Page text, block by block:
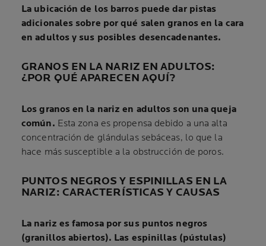
La ubicación de los barros puede dar pistas
adicionales sobre por qué salen granos en la cara
en adultos y sus posibles desencadenantes.
GRANOS EN LA NARIZ EN ADULTOS:
¿POR QUÉ APARECEN AQUÍ?
Los granos en la nariz en adultos son una queja
común. Esta zona es propensa debido a una alta
concentración de glándulas sebáceas, lo que la
hace más susceptible a la obstrucción de poros.
PUNTOS NEGROS Y ESPINILLAS EN LA
NARIZ: CARACTERÍSTICAS Y CAUSAS
La nariz es famosa por sus puntos negros
(granillos abiertos). Las espinillas (pústulas)